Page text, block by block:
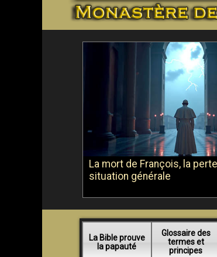
La mort de François, la
situation générale
La Bible prouve
la papauté
Glossaire des
termes et
principes